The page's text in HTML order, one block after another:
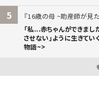
5
16歳の母 ~助産師が見
「私...赤ちゃんができまし
させない」ように生きて
物語~>